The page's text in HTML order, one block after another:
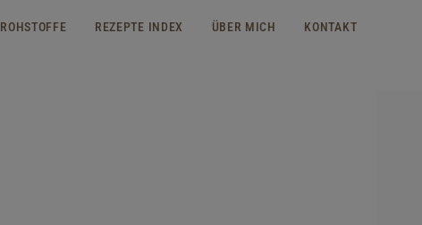
ROHSTOFFE REZEPTE INDEX ÜBER MICH KONTAKT